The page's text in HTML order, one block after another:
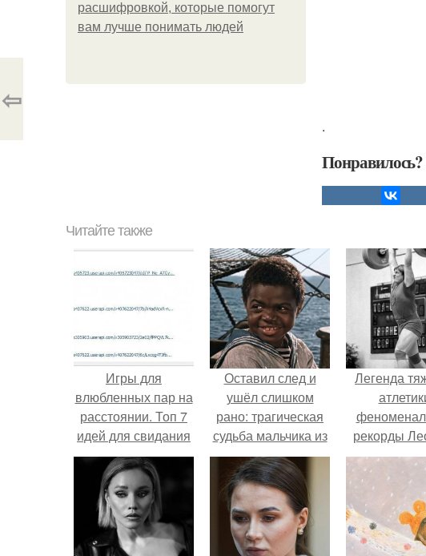
расшифровкой, которые помогут
вам лучше понимать людей
.
Понравилось?
⇦
Читайте также
Игры для
влюбленных пар на
расстоянии. Топ 7
идей для свидания
на расстоянии
Оставил след и
ушёл слишком
рано: трагическая
судьба мальчика из
фильма
"Максимка".
Легенда
рекорды